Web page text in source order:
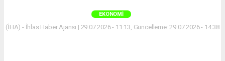
EKONOMI
(İHA) - İhlas Haber Ajansı | 29.07.2026 - 11:13, Güncelleme: 29.07.2026 - 14:38